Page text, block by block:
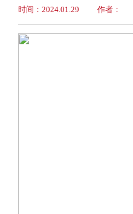
时间：2024.01.29 作者：